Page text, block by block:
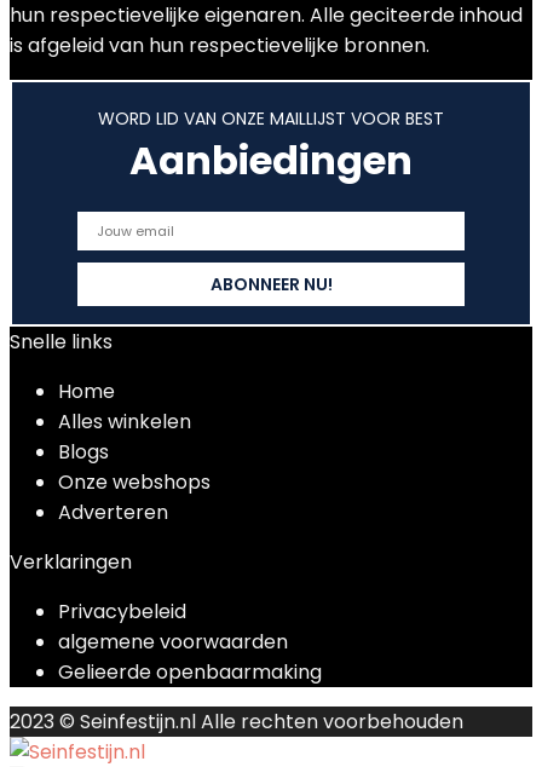
hun respectievelijke eigenaren. Alle geciteerde inhoud
is afgeleid van hun respectievelijke bronnen.
WORD LID VAN ONZE MAILLIJST VOOR BEST
Aanbiedingen
Snelle links
Home
Alles winkelen
Blogs
Onze webshops
Adverteren
Verklaringen
Privacybeleid
algemene voorwaarden
Gelieerde openbaarmaking
2023 © Seinfestijn.nl Alle rechten voorbehouden